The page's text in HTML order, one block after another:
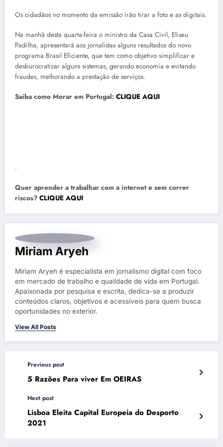
Os cidadãos no momento da emissão irão tirar a foto e as digitais.
Na manhã desta quarta-feira o ministro da Casa Civil, Eliseu
Padilha, apresentará aos jornalistas alguns resultados do novo
programa Brasil Eficiente, que tem como objetivo simplificar e
desburocratizar alguns sistemas, gerando economia e evitando
fraudes, melhorando a prestação de serviços.
Saiba como Morar em Portugal: CLIQUE AQUI
.
Quer aprender a trabalhar com a internet e sem correr
riscos? CLIQUE AQUI
Miriam Aryeh
Miriam Aryeh é especialista em jornalismo digital com foco
em mercado de trabalho e qualidade de vida em Portugal.
Apaixonada por pesquisa e escrita, dedica-se a produzir
conteúdos claros, objetivos e acessíveis para quem busca
oportunidades no exterior.
View All Posts
Previous post
5 Razões Para viver Em OEIRAS
Next post
Lisboa Eleita Capital Europeia do Desporto
2021